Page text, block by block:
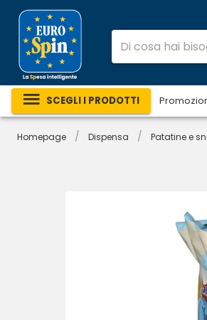
SCEGLI I PRODOTTI
Homepage / Dispensa / Patatine e